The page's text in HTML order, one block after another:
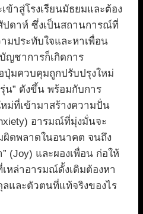
ข้าสู่โรงเรียนมัธยมและต้อง
ปดาห์ ซึ่งเป็นสถานการณ์ที่
มประทับใจและหาเพื่อน
ญชาการก็เกิดการ
ปุ่มควบคุมถูกปรับปรุงใหม่
” ดังขึ้น พร้อมกับการ
ม่ที่เข้ามาสร้างความปั่น
อารมณ์ที่มุ่งมั่นจะ
ผิดพลาดในอนาคต จนถึง
(Joy) และผองเพื่อน ก่อให้
หล่าอารมณ์ดั้งเดิมต้องหา
และตัวตนที่แท้จริงของไร